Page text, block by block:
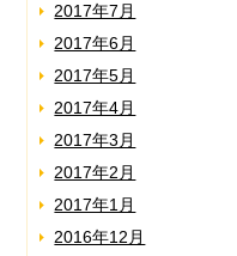
2017年7月
2017年6月
2017年5月
2017年4月
2017年3月
2017年2月
2017年1月
2016年12月